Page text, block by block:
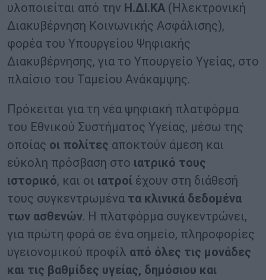
υλοποιείται από την Η.ΔΙ.ΚΑ (Ηλεκτρονική
Διακυβέρνηση Κοινωνικής Ασφάλισης),
φορέα του Υπουργείου Ψηφιακής
Διακυβέρνησης, για το Υπουργείο Υγείας, στο
πλαίσιο του Ταμείου Ανάκαμψης.
Πρόκειται για τη νέα ψηφιακή πλατφόρμα
του Εθνικού Συστήματος Υγείας, μέσω της
οποίας οι πολίτες αποκτούν άμεση και
εύκολη πρόσβαση στο ιατρικό τους
ιστορικό, και οι ιατροί έχουν στη διάθεσή
τους συγκεντρωμένα τα κλινικά δεδομένα
των ασθενών. Η πλατφόρμα συγκεντρώνει,
για πρώτη φορά σε ένα σημείο, πληροφορίες
υγειονομικού προφίλ από όλες τις μονάδες
και τις βαθμίδες υγείας, δημόσιου και